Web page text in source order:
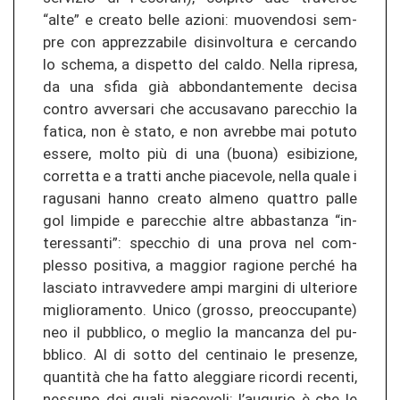
“alte” e crea­to belle azio­ni: muo­ven­do­si sem­
pre con ap­pre­z­za­bi­le di­sin­vol­tu­ra e cer­can­do
lo sche­ma, a dis­pet­to del caldo. Nella ri­presa,
da una sfida già ab­bon­dan­te­men­te de­ci­sa
con­tro av­ver­sa­ri che ac­cu­sa­va­no pa­rec­chio la
fa­ti­ca, non è stato, e non avreb­be mai po­tu­to
es­se­re, molto più di una (buona) esi­bi­zio­ne,
cor­ret­ta e a tr­at­ti anche pia­ce­vo­le, nella quale i
ra­gu­s­a­ni hanno crea­to al­me­no quat­tro palle
gol lim­pi­de e pa­rec­chie altre ab­bas­tan­za “in­
ter­es­san­ti”: spec­chio di una prova nel com­
ples­so po­si­ti­va, a mag­gior ra­gio­ne per­ché ha
la­s­cia­to in­tra­v­ve­de­re ampi mar­gi­ni di ul­te­rio­re
miglio­ra­men­to. Unico (gros­so, pre­oc­cu­pan­te)
neo il pu­bbli­co, o meg­lio la man­can­za del pu­
bbli­co. Al di sotto del cen­ti­naio le pre­sen­ze,
quantità che ha fatto aleg­gia­re ri­cor­di re­cen­ti,